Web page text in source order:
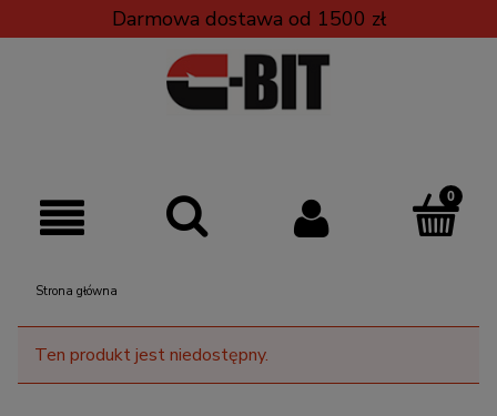
Darmowa dostawa od 1500 zł
Strona główna
Ten produkt jest niedostępny.